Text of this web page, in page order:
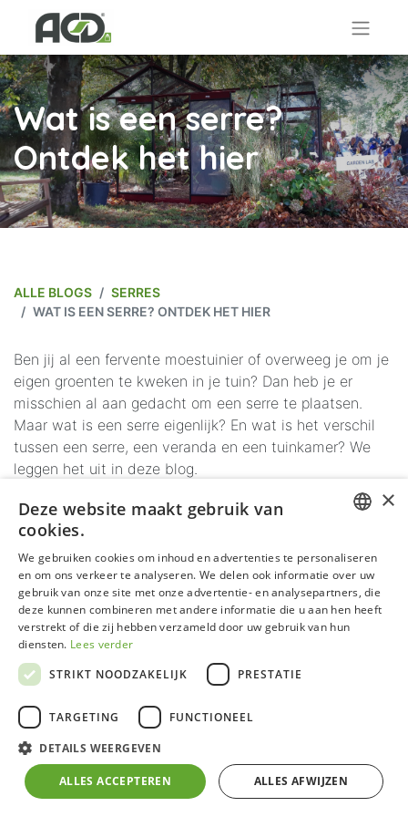
Wat is een serre?
Ontdek het hier
ALLE BLOGS
SERRES
WAT IS EEN SERRE? ONTDEK HET HIER
Ben jij al een fervente moestuinier of overweeg je om je
eigen groenten te kweken in je tuin? Dan heb je er
misschien al aan gedacht om een serre te plaatsen.
Maar wat is een serre eigenlijk? En wat is het verschil
tussen een serre, een veranda en een tuinkamer? We
leggen het uit in deze blog.
Wat is een serre en waarvoor wordt ze
gebruikt?
Een serre is een vorm vanglastuinbouwdie bedoeld is
om planten in te kweken. We kennen serres van in de
landbouw, maar ook als thuiskweker kun je een serre
plaatsen. Een serre bestaat meestal uit
en inox bouten.
Een serre creëert als het ware een microklimaat, met de
optimale temperatuur en veel lichtinval. Daardoor
verleng je het kweekseizoen
. Bovendien biedt ze
bescherming tegen wind en regen, waardoor je niet
GERMAN
FRENCH
×
Deze website maakt gebruik van
cookies.
We gebruiken cookies om inhoud en advertenties te personaliseren
en om ons verkeer te analyseren. We delen ook informatie over uw
gebruik van onze site met onze advertentie- en analysepartners, die
deze kunnen combineren met andere informatie die u aan hen heeft
verstrekt of die zij hebben verzameld door uw gebruik van hun
diensten. Lees verder
STRIKT NOODZAKELIJK
PRESTATIE
TARGETING FUNCTIONEEL
DETAILS WEERGEVEN
ALLES ACCEPTEREN ALLES AFWIJZEN